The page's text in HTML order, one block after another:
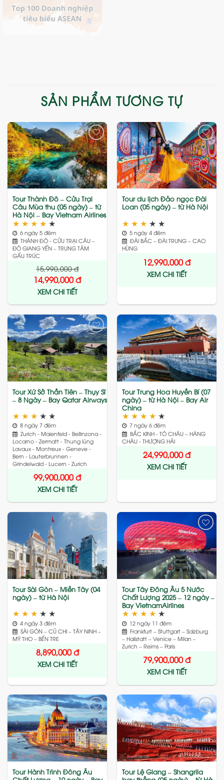
SẢN PHẨM TƯƠNG TỰ
Add
to
wishlist
Tour Thành Đô – Cửu Trại
Câu Mùa thu (05 ngày) – từ
Hà Nội – Bay Vietnam Airlines
★ ★ ★ ★ ★
6 ngày 5 đêm
THÀNH ĐÔ - CỬU TRẠI CÂU –
ĐÔ GIANG YẾN – TRUNG TÂM
GẤU TRÚC
15,990,000đ
14,990,000đ
XEM CHI TIẾT
Add
to
wishlist
Tour du lịch Đảo ngọc Đài
Loan (05 ngày) – từ Hà Nội
★ ★ ★ ★ ★
5 ngày 4 đêm
ĐÀI BẮC – ĐÀI TRUNG – CAO
HÙNG
12,990,000đ
XEM CHI TIẾT
Add
to
wishlist
Tour Xứ Sở Thần Tiên – Thụy Sĩ
– 8 Ngày – Bay Qatar Airways
★ ★ ★ ★ ★
8 ngày 7 đêm
Zurich - Maienfeld - Bellinzona -
Locarno - Zermatt - Thung lũng
Lavaux - Montreux - Geneve -
Bern - Lauterbrunnen -
Grindelwald - Lucern - Zurich
99,900,000đ
XEM CHI TIẾT
Add
to
wishlist
Tour Trung Hoa Huyền Bí (07
ngày) – từ Hà Nội – Bay Air
China
★ ★ ★ ★ ★
7 ngày 6 đêm
BẮC KINH - TÔ CHÂU – HÀNG
CHÂU - THƯỢNG HẢI
24,990,000đ
XEM CHI TIẾT
Add
to
wishlist
Tour Sài Gòn – Miền Tây (04
ngày) – từ Hà Nội
★ ★ ★ ★ ★
4 ngày 3 đêm
SÀI GÒN – CỦ CHI – TÂY NINH –
MỸ THO – BẾN TRE
8,890,000đ
XEM CHI TIẾT
Add
to
wishlist
Tour Tây Đông Âu 5 Nước
Chất Lượng 2025 – 12 ngày –
Bay VietnamAirlines
★ ★ ★ ★ ★
12 ngày 11 đêm
Frankfurt – Stuttgart – Salzburg
– Hallstatt – Venice – Milan –
Zurich – Reims – Paris
79,900,000đ
XEM CHI TIẾT
Add
to
wishlist
Tour Hành Trình Đông Âu
Add
to
wishlist
Tour Lệ Giang – Shangrila